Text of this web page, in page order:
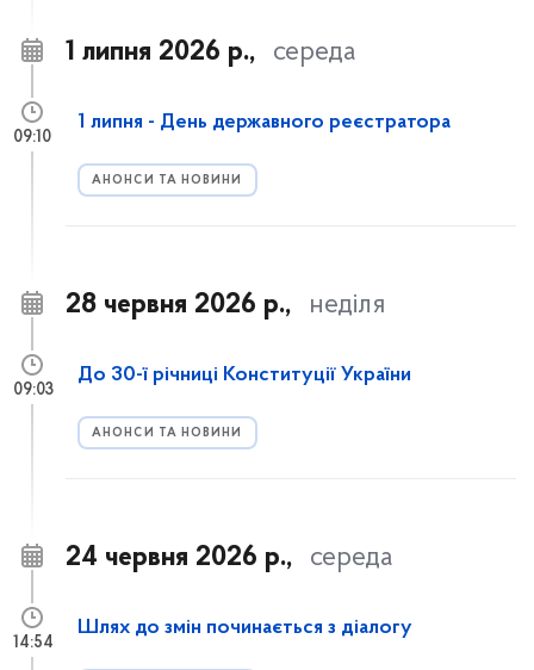
1 липня 2026 р., середа
1 липня - День державного реєстратора
АНОНСИ ТА НОВИНИ
09:10
28 червня 2026 р., неділя
До 30-ї річниці Конституції України
АНОНСИ ТА НОВИНИ
09:03
24 червня 2026 р., середа
Шлях до змін починається з діалогу
14:54